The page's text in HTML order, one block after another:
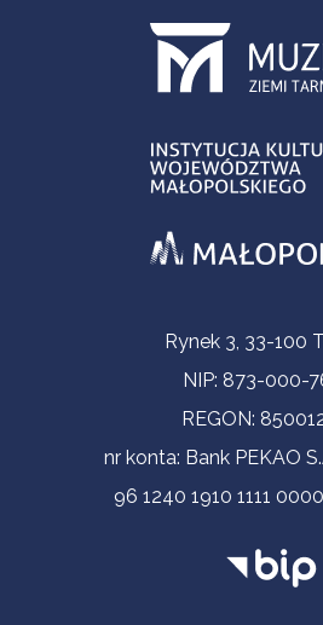
Informacje kontaktowe
Rynek 3, 33-100
NIP: 873-000-
REGON:
nr konta: Bank PEKAO
96 1240 1910 1111